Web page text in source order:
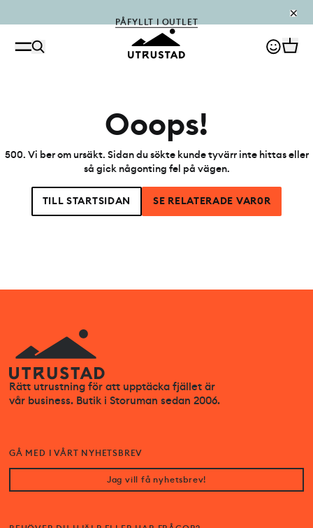
PÅFYLLT I OUTLET
Ooops!
500. Vi ber om ursäkt. Sidan du sökte kunde tyvärr inte hittas eller
så gick någonting fel på vägen.
TILL STARTSIDAN SE RELATERADE VAR0R
Rätt utrustning för att upptäcka fjället är
vår business. Butik i Storuman sedan 2006.
GÅ MED I VÅRT NYHETSBREV
Jag vill få nyhetsbrev!